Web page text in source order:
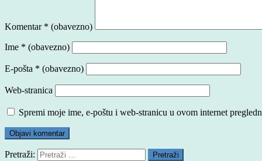
Komentar * (obavezno)
Ime * (obavezno)
E-pošta * (obavezno)
Web-stranica
Spremi moje ime, e-poštu i web-stranicu u ovom internet
Pretraži: